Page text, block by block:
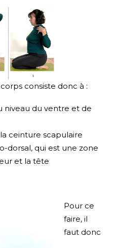
consiste donc à :
niveau du ventre et de
ceinture scapulaire
dorsal, qui est une zone
et la tête
Pour ce
faire, il
faut donc